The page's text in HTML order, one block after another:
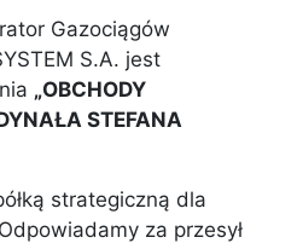
Gazociągów
S.A. jest
„OBCHODY
STEFANA
strategiczną dla
za przesył